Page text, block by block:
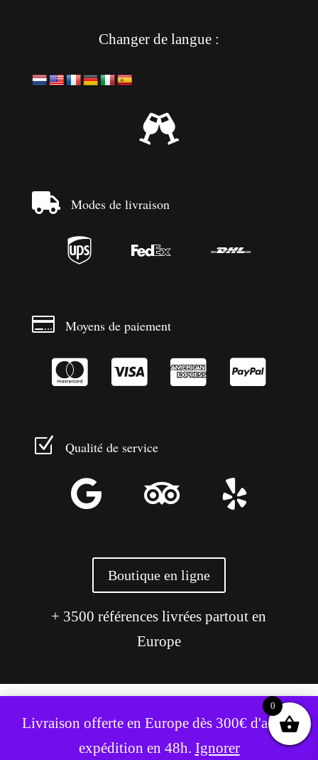
Livraison offerte en Europe dès 300€ d'achat,
expédition en 48h. Ignorer
Changer de langue :

 Modes de livraison
  
 Moyens de paiement
   
Z Qualité de service
  
Boutique en ligne
+ 3500 références livrées partout en
Europe
Ce site utilise des cookies pour améliorer votre expérience.
Accepter Refuser
0